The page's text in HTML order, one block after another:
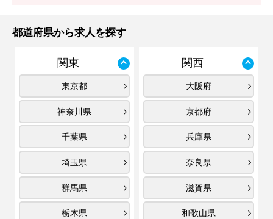
都道府県から求人を探す
関東
東京都
神奈川県
千葉県
埼玉県
群馬県
栃木県
関西
大阪府
京都府
兵庫県
奈良県
滋賀県
和歌山県